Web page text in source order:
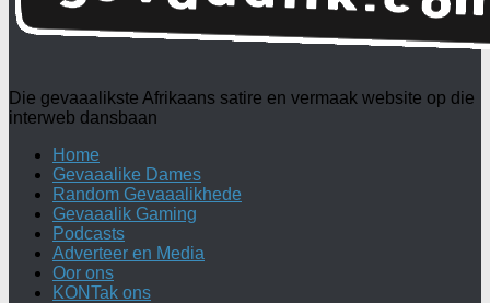
Die gevaaalikste Afrikaans satire en vermaak website op die
interweb dansbaan
Home
Gevaaalike Dames
Random Gevaaalikhede
Gevaaalik Gaming
Podcasts
Adverteer en Media
Oor ons
KONTak ons